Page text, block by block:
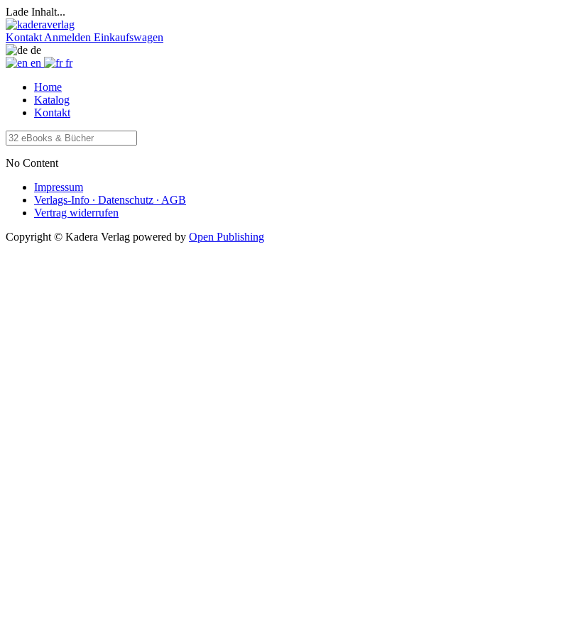
Lade Inhalt...
Kontakt Anmelden Einkaufswagen
de
en
fr
Home
Katalog
Kontakt
No Content
Impressum
Verlags-Info ∙ Datenschutz ∙ AGB
Vertrag widerrufen
Copyright © Kadera Verlag powered by Open Publishing